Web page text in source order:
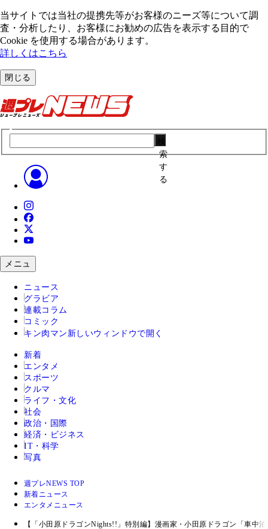
当サイトでは当社の提携先等がお客様のニーズ等について調
査・分析したり、お客様にお勧めの広告を表⽰する⽬的で
Cookie を使⽤する場合があります。
詳しくはこちら
閉じる
索
す
る
メニュ
ニュース
グラビア
連載コラム
コミック
キン肉マン 新しいウィンドウで開く
新着
エンタメ
スポーツ
クルマ
ライフ・文化
社会
政治・国際
経済・ビジネス
IT・科学
写真
週プレNEWS TOP
新着ニュース
エンタメニュース
【「小田原ドラゴンNights!!」特別編】漫画家・小田原ドラゴン「車中